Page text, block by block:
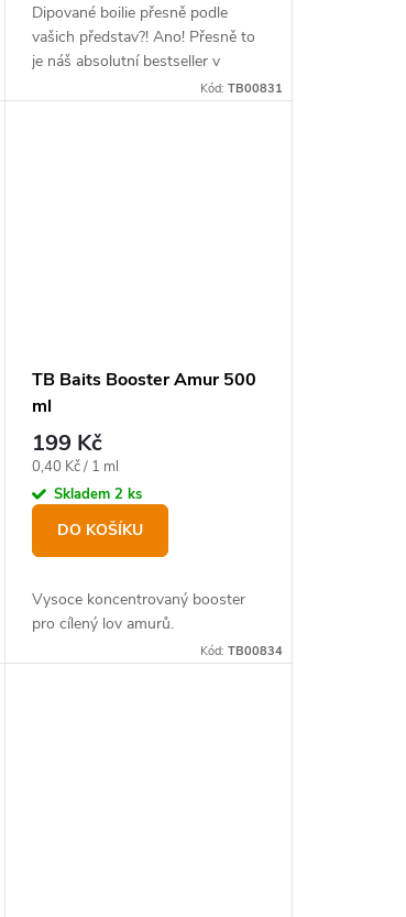
Dipované boilie přesně podle
vašich představ?! Ano! Přesně to
je náš absolutní bestseller v
Kód: TB00831
TB Baits Booster Amur 500
ml
199 Kč
Měrná
cena:
0,40 Kč / 1 ml
Skladem 2 ks
DO KOŠÍKU
Vysoce koncentrovaný booster
pro cílený lov amurů.
Kód: TB00834